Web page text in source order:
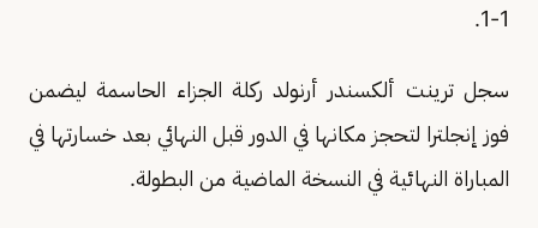
1-1.
سجل ترينت ألكسندر أرنولد ركلة الجزاء الحاسمة ليضمن
فوز إنجلترا لتحجز مكانها في الدور قبل النهائي بعد خسارتها في
المباراة النهائية في النسخة الماضية من البطولة.